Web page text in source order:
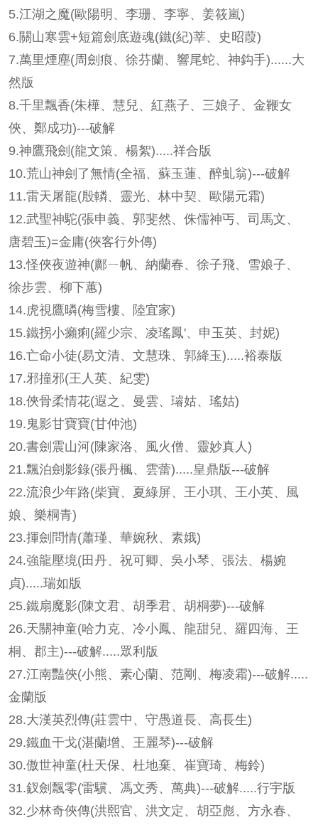
5.江湖之魔(歐陽明、李珊、李寧、姜筱嵐)
6.關山寒雲+短篇劍底遊魂(鐵(紀)莘、史昭葭)
7.萬里煙塵(周劍痕、徐芬蘭、響尾蛇、神鈎手)......大
然版
8.千里飄香(朱樺、慧兒、紅燕子、三娘子、金鞭女
俠、鄭成功)---破解
9.神鷹飛劍(龍文策、楊絮).....祥合版
10.荒山神劍了無情(全福、蘇玉蓮、醉虬翁)---破解
11.雷天屠龍(殷轔、靈光、林中契、歐陽元霜)
12.武聖神駝(張申義、郭斐然、侏儒神丐、司馬文、
唐碧玉)=金庸(俠客行外傳)
13.怪俠夜遊神(鄺ㄧ帆、納蘭春、徐子飛、雪娘子、
徐步雲、柳下蕙)
14.虎視鷹暽(梅雪樓、陸宜家)
15.鐵拐小癩痢(羅少宗、凌瑤鳳'、申玉英、封妮)
16.亡命小徒(易文清、文慧珠、郭絳玉).....裕泰版
17.邪撞邪(王人英、紀雯)
18.俠骨柔情花(遐之、曼雲、璿姑、瑤姑)
19. 鬼影甘寶寶(甘仲池)
20.書劍震山河(陳家洛、風火僧、靈妙真人)
21.飄泊劍影錄(張丹楓、雲蕾).....皇鼎版---破解
22.流浪少年路(柴寶、夏綠屏、王小琪、王小英、風
娘、樂桐青)
23.揮劍問情(蕭瑾、華婉秋、素娥)
24.強龍壓境(田丹、祝可卿、吳小琴、張法、楊婉
貞).....瑞如版
25.鐵扇魔影(陳文君、胡季君、胡桐夢)---破解
26.天關神童(哈力克、冷小鳳、龍甜兒、羅四海、王
桐、郡主)---破解.....眾利版
27.江南豔俠(小熊、素心蘭、范剛、梅凌霜)---破解.....
金蘭版
28.大漢英烈傳(莊雲中、守愚道長、高長生)
29.鐵血干戈(湛蘭增、王麗琴)---破解
30.傲世神童(杜天保、杜地棄、崔寶琦、梅鈴)
31.釵劍飄零(雷驥、馮文秀、萬典)---破解.....行宇版
32.少林奇俠傳(洪熙官、洪文定、胡亞彪、方永春、